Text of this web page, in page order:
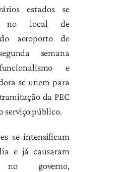
estados se
no local de
aeroporto de
semana
e
se unem para
da PEC
serviço público.
se intensificam
e já causaram
no governo,